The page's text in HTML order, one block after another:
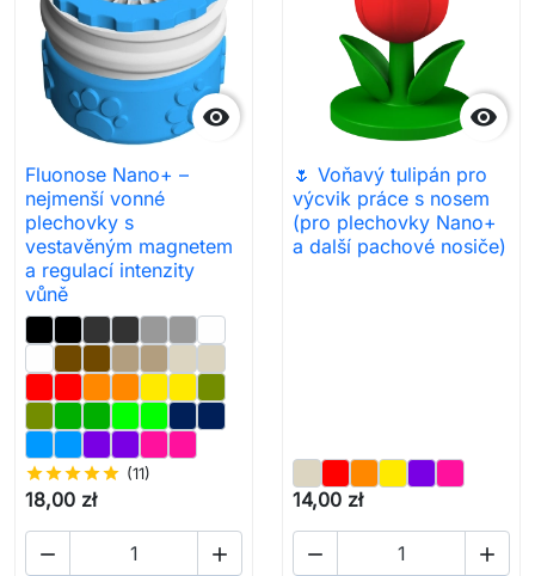

Fluonose Nano+ –
nejmenší vonné
plechovky s
vestavěným magnetem
a regulací intenzity
vůně
starstarstarstarstar (11)
18,00 zł
 

🌷 Voňavý tulipán pro
výcvik práce s nosem
(pro plechovky Nano+
a další pachové nosiče)
14,00 zł
 